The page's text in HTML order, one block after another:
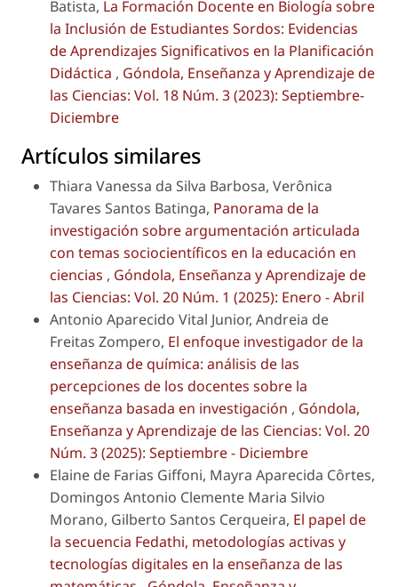
Batista, La Formación Docente en Biología sobre
la Inclusión de Estudiantes Sordos: Evidencias
de Aprendizajes Significativos en la Planificación
Didáctica , Góndola, Enseñanza y Aprendizaje de
las Ciencias: Vol. 18 Núm. 3 (2023): Septiembre-
Diciembre
Artículos similares
Thiara Vanessa da Silva Barbosa, Verônica
Tavares Santos Batinga, Panorama de la
investigación sobre argumentación articulada
con temas sociocientíficos en la educación en
ciencias , Góndola, Enseñanza y Aprendizaje de
las Ciencias: Vol. 20 Núm. 1 (2025): Enero - Abril
Antonio Aparecido Vital Junior, Andreia de
Freitas Zompero, El enfoque investigador de la
enseñanza de química: análisis de las
percepciones de los docentes sobre la
enseñanza basada en investigación , Góndola,
Enseñanza y Aprendizaje de las Ciencias: Vol. 20
Núm. 3 (2025): Septiembre - Diciembre
Elaine de Farias Giffoni, Mayra Aparecida Côrtes,
Domingos Antonio Clemente Maria Silvio
Morano, Gilberto Santos Cerqueira, El papel de
la secuencia Fedathi, metodologías activas y
tecnologías digitales en la enseñanza de las